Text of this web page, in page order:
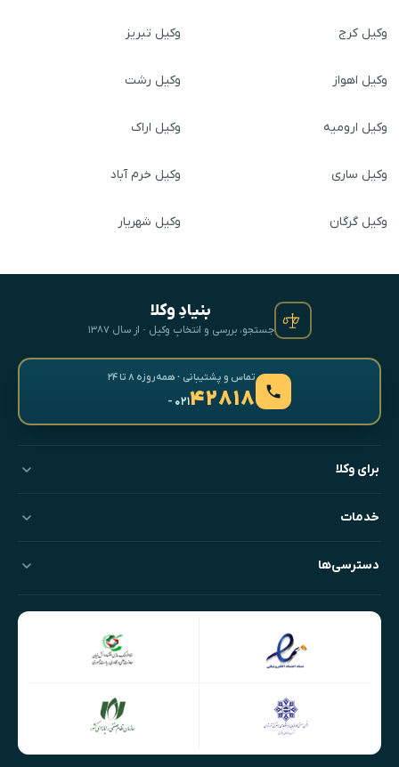
وکیل کرج وکیل تبریز
وکیل اهواز وکیل رشت
وکیل ارومیه وکیل اراک
وکیل ساری وکیل خرم آباد
وکیل گرگان وکیل شهریار
بنیادِ وکلا
جستجو، بررسی و انتخابِ وکیل · از سال ۱۳۸۷
تماس و پشتیبانی · همه‌روزه ۸ تا ۲۴
۴۲۸۱۸- ۰۲۱
برای وکلا
خدمات
دسترسی‌ها